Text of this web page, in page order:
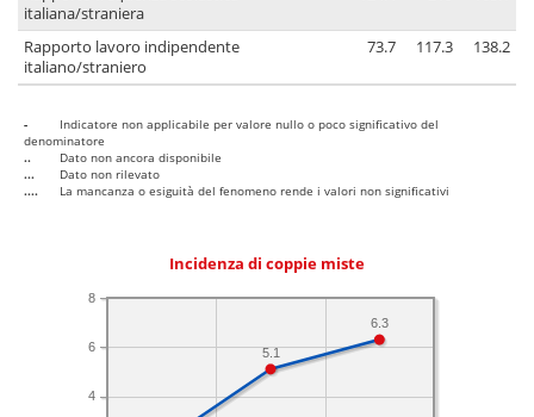
italiana/straniera
Rapporto lavoro indipendente
italiano/straniero
73.7 117.3 138.2
-
Indicatore non applicabile per valore nullo o poco significativo del
denominatore
..
Dato non ancora disponibile
...
Dato non rilevato
....
La mancanza o esiguità del fenomeno rende i valori non significativi
Incidenza di coppie miste
4
6
8
6.3
5.1